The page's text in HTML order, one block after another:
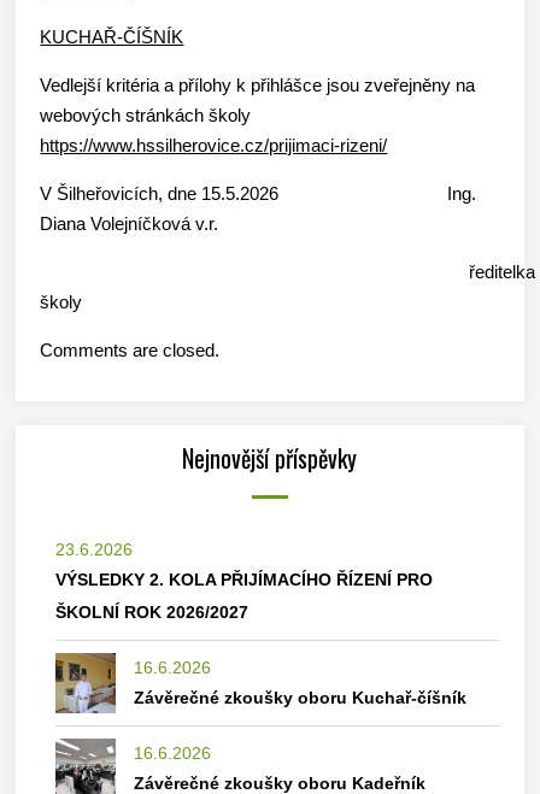
KUCHAŘ-ČÍŠNÍK
Vedlejší kritéria a přílohy k přihlášce jsou zveřejněny na
webových stránkách školy
https://www.hssilherovice.cz/prijimaci-rizeni/
V Šilheřovicích, dne 15.5.2026 Ing.
Diana Volejníčková v.r.
ředitelka
školy
Comments are closed.
Nejnovější příspěvky
23.6.2026
VÝSLEDKY 2. KOLA PŘIJÍMACÍHO ŘÍZENÍ PRO
ŠKOLNÍ ROK 2026/2027
16.6.2026
Závěrečné zkoušky oboru Kuchař-číšník
16.6.2026
Závěrečné zkoušky oboru Kadeřník